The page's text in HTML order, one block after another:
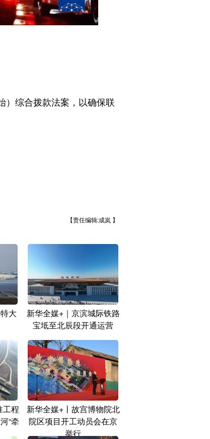
综合拨款法案，以确保联
【责任编辑:成岚 】
大
新华全媒+｜京滨城际铁路
宝坻至北辰段开通运营
工程
“牵
新华全媒+丨故宫博物院北
院区项目开工动员会在京
举行